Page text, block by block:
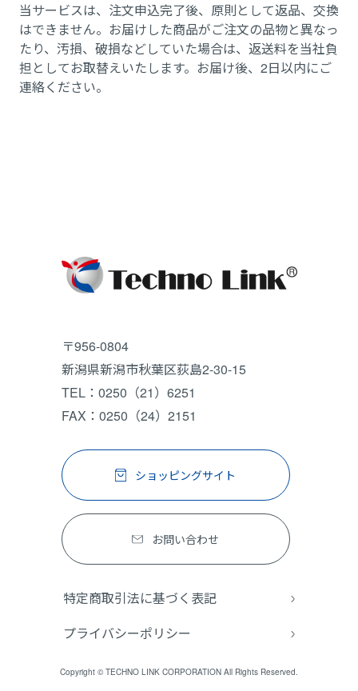
当サービスは、注文申込完了後、原則として返品、交換
はできません。お届けした商品がご注文の品物と異なっ
たり、汚損、破損などしていた場合は、返送料を当社負
担としてお取替えいたします。お届け後、2日以内にご
連絡ください。
〒956-0804
新潟県新潟市秋葉区荻島2-30-15
TEL：0250（21）6251
FAX：0250（24）2151
ショッピングサイト
お問い合わせ
特定商取引法に基づく表記
プライバシーポリシー
Copyright © TECHNO LINK CORPORATION All Rights Reserved.